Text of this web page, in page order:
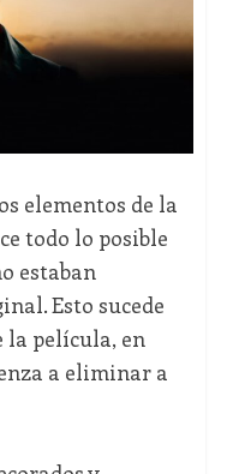
elementos de la
todo lo posible
estaban
Esto sucede
la película, en
a eliminar a